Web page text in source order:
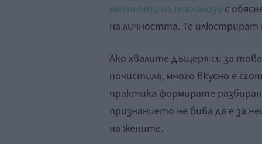
мнението на психолози с
на личността. Те
Ако хвалите дъщеря си за
почистила, много вкусно е
практика формирате
признанието не бива да е за
на жените.